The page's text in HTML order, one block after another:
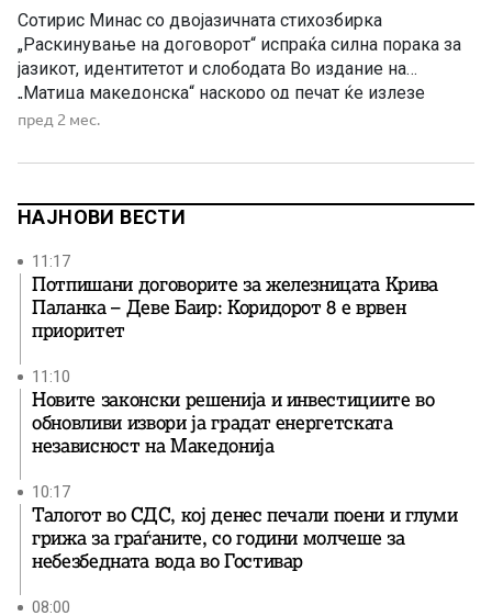
Сотирис Минас со двојазичната стихозбирка
„Раскинување на договорот“ испраќа силна порака за
јазикот, идентитетот и слободата Во издание на
„Матица македонска“ наскоро од печат ќе излезе
стихозбирката „Раскинување на договорот“ („Λύση
Минас. Станува збор за негово прво поетско дело,
[…]
пред 2 мес.
НАЈНОВИ ВЕСТИ
11:17
Потпишани договорите за железницата Крива
Паланка – Деве Баир: Коридорот 8 е врвен
приоритет
11:10
Новите законски решенија и инвестициите во
обновливи извори ја градат енергетската
независност на Македонија
10:17
Талогот во СДС, кој денес печали поени и глуми
грижа за граѓаните, со години молчеше за
небезбедната вода во Гостивар
08:00